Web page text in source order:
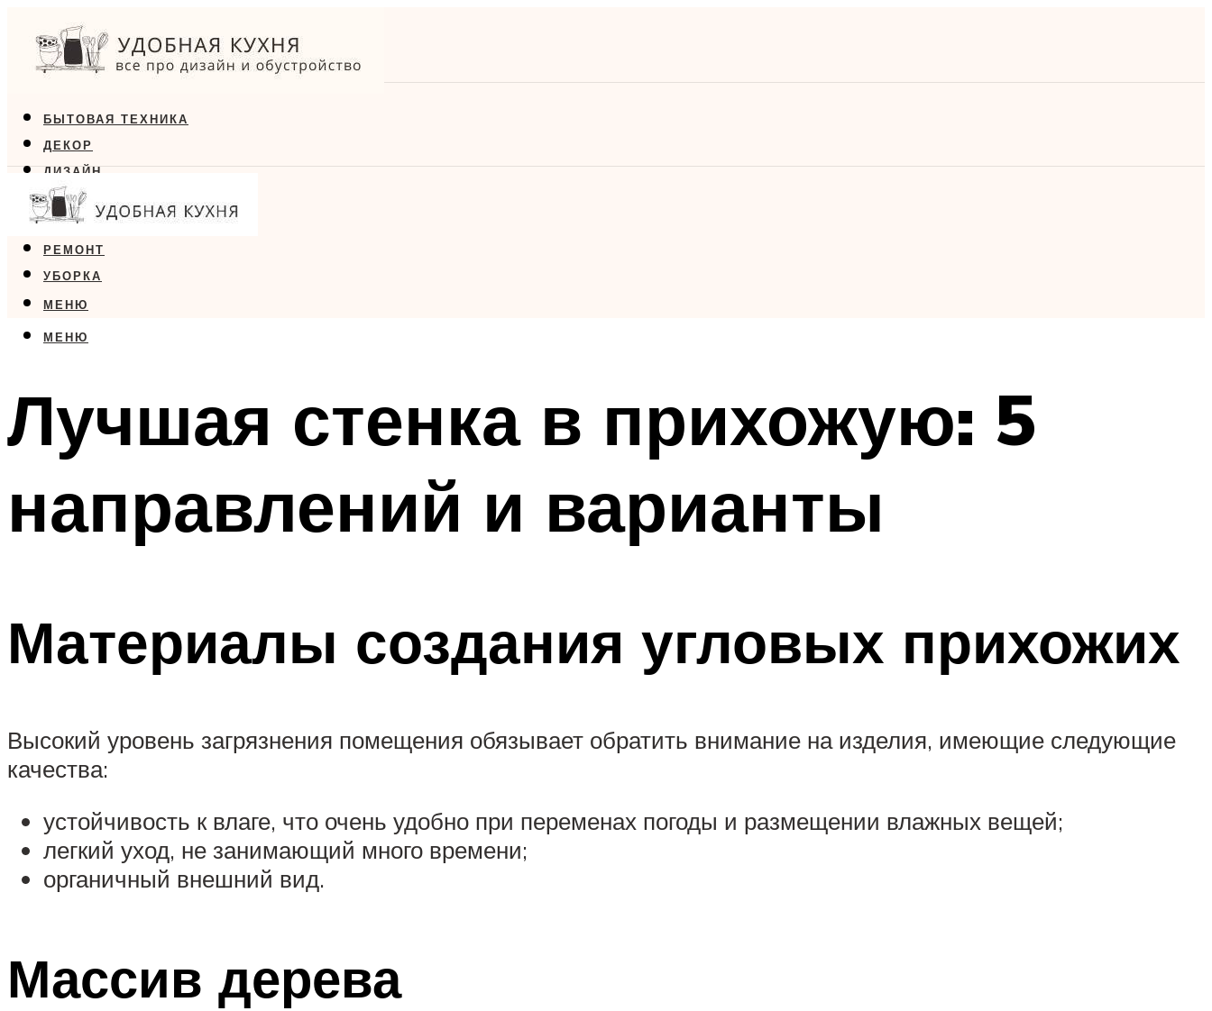
БЫТОВАЯ ТЕХНИКА
ДЕКОР
ДИЗАЙН
ЕДА
МЕБЕЛЬ
РЕМОНТ
УБОРКА
МЕНЮ
МЕНЮ
Лучшая стенка в прихожую: 5
направлений и варианты
Материалы создания угловых прихожих
Высокий уровень загрязнения помещения обязывает обратить внимание на изделия, имеющие следующие
качества:
устойчивость к влаге, что очень удобно при переменах погоды и размещении влажных вещей;
легкий уход, не занимающий много времени;
органичный внешний вид.
Массив дерева